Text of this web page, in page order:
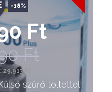
-18%
Ft
Ft
Ft
szűrő töltettel